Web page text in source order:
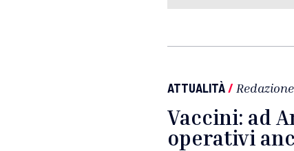
ATTUALITÀ/ Redazione
Vaccini: ad
operativi